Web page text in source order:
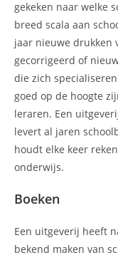
gekeken naar welke
breed scala aan
jaar nieuwe drukken
gecorrigeerd of
die zich
goed op de hoogte
leraren. Een
levert al jaren
houdt elke keer
onderwijs.
Boeken
Een uitgeverij heeft
bekend maken van